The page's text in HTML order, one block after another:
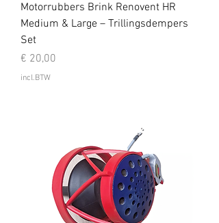
Motorrubbers Brink Renovent HR
Medium & Large – Trillingsdempers
Set
Prijs
€ 20,00
incl.BTW